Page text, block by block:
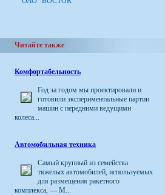
Читайте также
Комфортабельность
Год за годом мы проектировали и
готовили экспериментальные партии
машин с передними ведущими
колеса...
Автомобильная техника
Самый крупный из семейства
тяжелых автомобилей, используемых
для размещения ракетного
комплекса, — М...